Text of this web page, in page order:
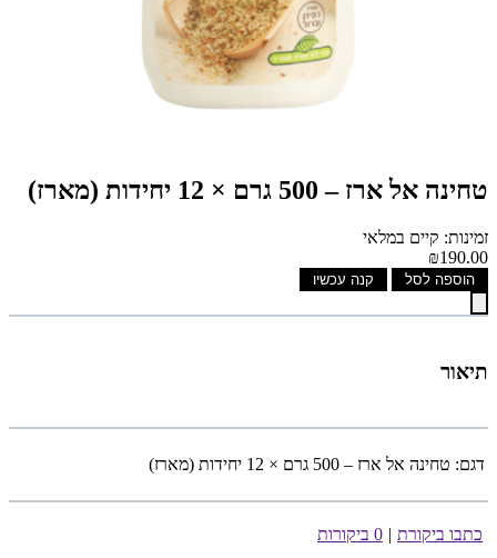
טחינה אל ארז – 500 גרם × 12 יחידות (מארז)
זמינות: קיים במלאי
₪190.00
הוספה לסל קנה עכשיו
תיאור
דגם: טחינה אל ארז – 500 גרם × 12 יחידות (מארז)
כתבו ביקורת | 0 ביקורות